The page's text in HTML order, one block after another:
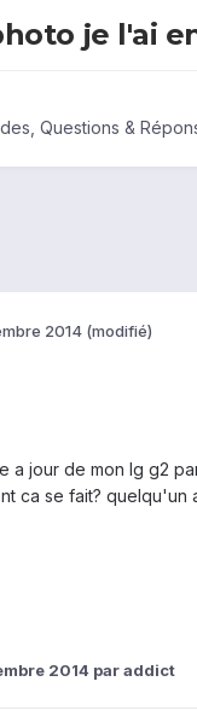
je l'ai
Questions &
2014 (modifié)
a jour de mon lg g2
ca se fait? quelqu'un
2014 par addict